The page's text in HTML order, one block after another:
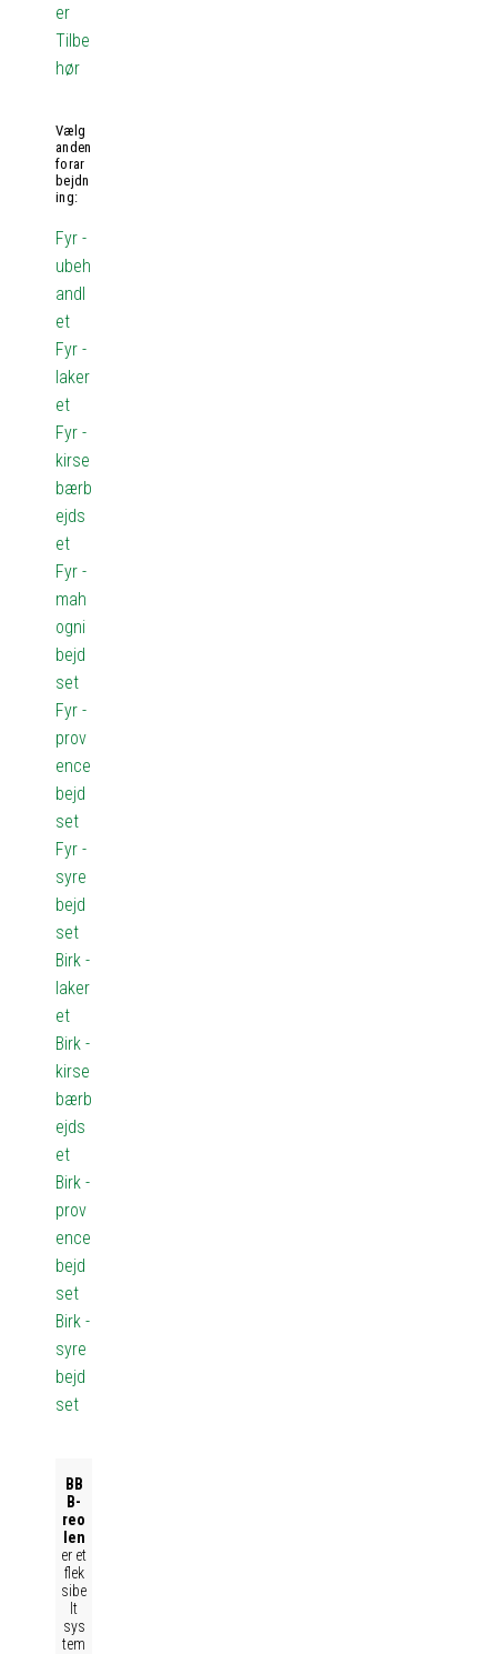
er
Tilbe
hør
Vælg
anden
forar
bejdn
ing:
Fyr -
ubeh
andl
et
Fyr -
laker
et
Fyr -
kirse
bærb
ejds
et
Fyr -
mah
ogni
bejd
set
Fyr -
prov
ence
bejd
set
Fyr -
syre
bejd
set
Birk -
laker
et
Birk -
kirse
bærb
ejds
et
Birk -
prov
ence
bejd
set
Birk -
syre
bejd
set
BB
B-
reo
len
er et
flek
sibe
lt
sys
tem